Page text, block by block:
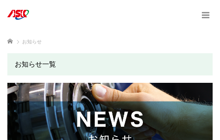
ホーム お知らせ
お知らせ一覧